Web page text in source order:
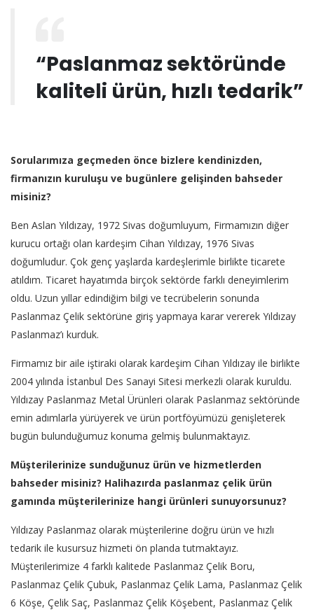
“Paslanmaz sektöründe
kaliteli ürün, hızlı tedarik”
Sorularımıza geçmeden önce bizlere kendinizden,
firmanızın kuruluşu ve bugünlere gelişinden bahseder
misiniz?
Ben Aslan Yıldızay, 1972 Sivas doğumluyum, Firmamızın diğer
kurucu ortağı olan kardeşim Cihan Yıldızay, 1976 Sivas
doğumludur. Çok genç yaşlarda kardeşlerimle birlikte ticarete
atıldım. Ticaret hayatımda birçok sektörde farklı deneyimlerim
oldu. Uzun yıllar edindiğim bilgi ve tecrübelerin sonunda
Paslanmaz Çelik sektörüne giriş yapmaya karar vererek Yıldızay
Paslanmaz’ı kurduk.
Firmamız bir aile iştiraki olarak kardeşim Cihan Yıldızay ile birlikte
2004 yılında İstanbul Des Sanayi Sitesi merkezli olarak kuruldu.
Yıldızay Paslanmaz Metal Ürünleri olarak Paslanmaz sektöründe
emin adımlarla yürüyerek ve ürün portföyümüzü genişleterek
bugün bulunduğumuz konuma gelmiş bulunmaktayız.
Müşterilerinize sunduğunuz ürün ve hizmetlerden
bahseder misiniz? Halihazırda paslanmaz çelik ürün
gamında müşterilerinize hangi ürünleri sunuyorsunuz?
Yıldızay Paslanmaz olarak müşterilerine doğru ürün ve hızlı
tedarik ile kusursuz hizmeti ön planda tutmaktayız.
Müşterilerimize 4 farklı kalitede Paslanmaz Çelik Boru,
Paslanmaz Çelik Çubuk, Paslanmaz Çelik Lama, Paslanmaz Çelik
6 Köşe, Çelik Saç, Paslanmaz Çelik Köşebent, Paslanmaz Çelik